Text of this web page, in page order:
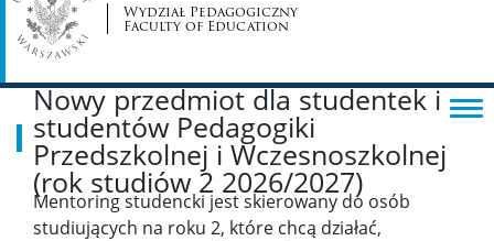
Wydział Pedagogiczny
Faculty of Education
Porady techniczne
STUDENCI
Komunikaty
Nowy przedmiot dla studentek i
studentów Pedagogiki
Przedszkolnej i Wczesnoszkolnej
(rok studiów 2 2026/2027)
Mentoring studencki jest skierowany do osób
studiujących na roku 2, które chcą działać,